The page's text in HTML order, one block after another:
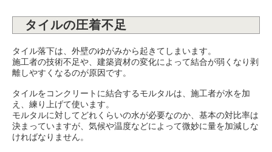
タイルの圧着不足
タイル落下は、外壁のゆがみから起きてしまいます。
施工者の技術不足や、建築資材の変化によって結合が弱くなり剥
離しやすくなるのが原因です。
タイルをコンクリートに結合するモルタルは、施工者が水を加
え、練り上げて使います。
モルタルに対してどれくらいの水が必要なのか、基本の対比率は
決まっていますが、気候や温度などによって微妙に量を加減しな
ければなりません。